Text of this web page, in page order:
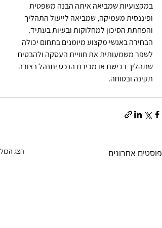
במקצועיות שמביאה איתה הבנה משפטית
ופיננסית מעמיקה, שמביאה לייעול התהליך
והפחתת הסיכון למחלוקות ובעיות בעתיד.
הבחירה באנשי מקצוע מיומנים בתחום יכולה
לשפר משמעותית את חוויית העסקה ולהבטיח
שתהליך רכישת או מכירת הנכס יתנהל בצורה
תקינה ובטוחה.
פוסטים אחרונים הצג הכול